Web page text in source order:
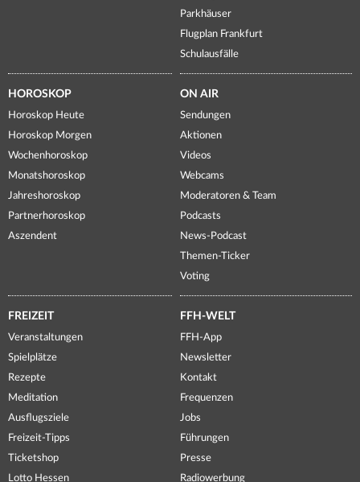
Parkhäuser
Flugplan Frankfurt
Schulausfälle
HOROSKOP
Horoskop Heute
Horoskop Morgen
Wochenhoroskop
Monatshoroskop
Jahreshoroskop
Partnerhoroskop
Aszendent
ON AIR
Sendungen
Aktionen
Videos
Webcams
Moderatoren & Team
Podcasts
News-Podcast
Themen-Ticker
Voting
FREIZEIT
Veranstaltungen
Spielplätze
Rezepte
Meditation
Ausflugsziele
Freizeit-Tipps
Ticketshop
Lotto Hessen
FFH-WELT
FFH-App
Newsletter
Kontakt
Frequenzen
Jobs
Führungen
Presse
Radiowerbung